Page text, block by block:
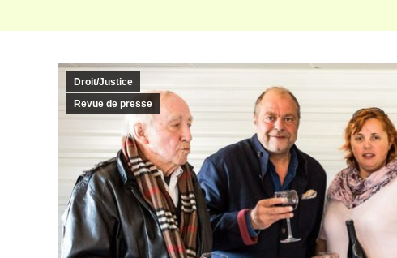
Droit/Justice
Revue de presse